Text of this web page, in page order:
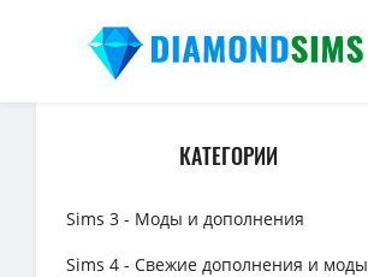
КАТЕГОРИИ
Sims 3 - Моды и дополнения
Sims 4 - Свежие дополнения и моды